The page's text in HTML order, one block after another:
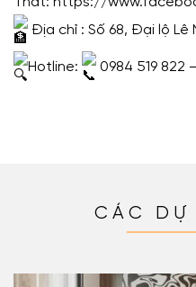
Thất: https://
Địa chỉ : Số 68, Đại lộ Lê
Hotline: 0984 519 822 –
CÁC DỰ